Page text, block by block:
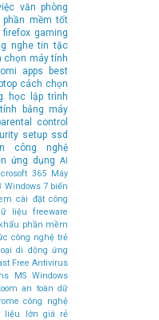
văn phòng
phần mềm tốt
firefox gaming
nghe tin tặc
chọn máy tính
apps
best
cách chọn
học lập trình
bảng máy
control
setup ssd
công nghệ
ứng dụng AI
365 Máy
Windows 7 biến
cài đặt công
liệu
freeware
phần mềm
công nghệ trẻ
di dộng ứng
Free Antivirus
MS Windows
an toàn dữ
công nghệ
liệu lớn giá rẻ